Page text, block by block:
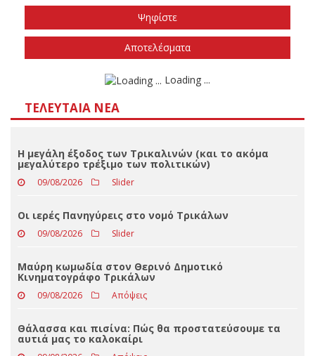
Το φθινόπωρο του 2026
Την άνοιξη του 2027
Δεν ξέρω/δεν απαντώ
ΤΕΛΕΥΤΑΊΑ ΝΈΑ
Η μεγάλη έξοδος των Τρικαλινών (και το ακόμα
μεγαλύτερο τρέξιμο των πολιτικών)
Οι ιερές Πανηγύρεις στο νομό Τρικάλων
09/08/2026 Slider
Μαύρη κωμωδία στον Θερινό Δημοτικό
Κινηματογράφο Τρικάλων